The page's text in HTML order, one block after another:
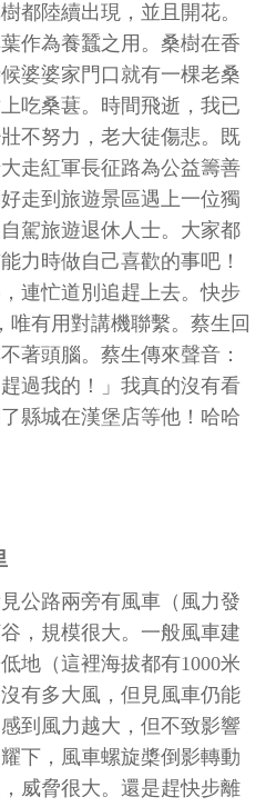
都陸續出現，並且開花。
作為養蠶之用。桑樹在香
婆婆家門口就有一棵老桑
吃桑葚。時間飛逝，我已
不努力，老大徒傷悲。既
走紅軍長征路為公益籌善
走到旅遊景區遇上一位獨
駕旅遊退休人士。大家都
力時做自己喜歡的事吧！
連忙道別追趕上去。快步
唯有用對講機聯繫。蔡生回
著頭腦。蔡生傳來聲音：
過我的！」我真的沒有看
縣城在漢堡店等他！哈哈
公路兩旁有風車（風力發
，規模很大。一般風車建
地（這裡海拔都有1000米
有多大風，但見風車仍能
到風力越大，但不致影響
下，風車螺旋槳倒影轉動
威脅很大。還是趕快步離